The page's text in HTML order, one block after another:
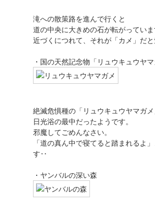
滝への散策路を進んで行くと
道の中央に大きめの石が転がっていま
近づくにつれて、それが「カメ」だと
・国の天然記念物「リュウキュウヤマ
絶滅危惧種の「リュウキュウヤマガメ
日光浴の最中だったようです。
邪魔してごめんなさい。
「道の真ん中で寝てると踏まれるよ
す‥
・ヤンバルの深い森